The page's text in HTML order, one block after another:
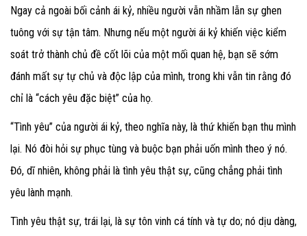
Ngay cả ngoài bối cảnh ái kỷ, nhiều người vẫn nhầm lẫn sự ghen
tuông với sự tận tâm. Nhưng nếu một người ái kỷ khiến việc kiểm
soát trở thành chủ đề cốt lõi của một mối quan hệ, bạn sẽ sớm
đánh mất sự tự chủ và độc lập của mình, trong khi vẫn tin rằng đó
chỉ là “cách yêu đặc biệt” của họ.
“Tình yêu” của người ái kỷ, theo nghĩa này, là thứ khiến bạn thu mình
lại. Nó đòi hỏi sự phục tùng và buộc bạn phải uốn mình theo ý nó.
Đó, dĩ nhiên, không phải là tình yêu thật sự, cũng chẳng phải tình
yêu lành mạnh.
Tình yêu thật sự, trái lại, là sự tôn vinh cá tính và tự do; nó dịu dàng,